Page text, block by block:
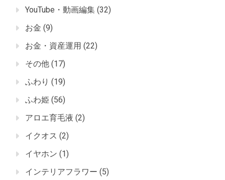
YouTube・動画編集 (32)
お金 (9)
お金・資産運用 (22)
その他 (17)
ふわり (19)
ふわ姫 (56)
アロエ育毛液 (2)
イクオス (2)
イヤホン (1)
インテリアフラワー (5)